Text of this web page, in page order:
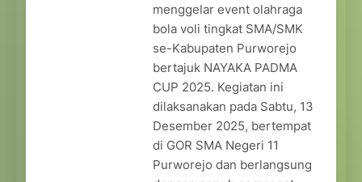
menggelar event olahraga
bola voli tingkat SMA/SMK
se-Kabupaten Purworejo
bertajuk NAYAKA PADMA
CUP 2025. Kegiatan ini
dilaksanakan pada Sabtu, 13
Desember 2025, bertempat
di GOR SMA Negeri 11
Purworejo dan berlangsung